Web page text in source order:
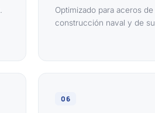
Optimizado para aceros
construcción naval y de
06